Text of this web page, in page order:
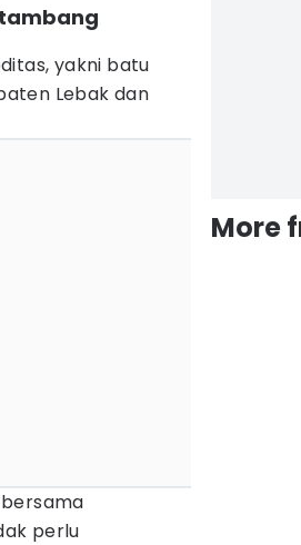
yakni batu
Lebak dan
perlu
More